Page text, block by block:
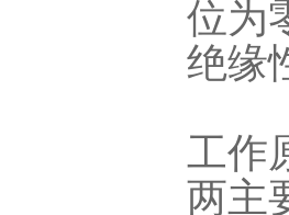
位为
绝缘
工作
两主